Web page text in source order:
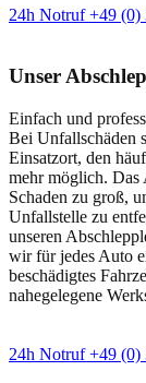
24h Notruf +49 (0)
Unser
Einfach und
Bei Unfallschäden
Einsatzort, den
mehr möglich. Das
Schaden zu groß,
Unfallstelle zu
unseren
wir für jedes Auto
beschädigtes
nahegelegene
24h Notruf +49 (0)